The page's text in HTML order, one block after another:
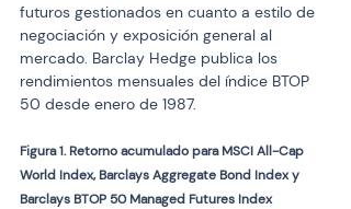
futuros gestionados en cuanto a estilo de
negociación y exposición general al
mercado. Barclay Hedge publica los
rendimientos mensuales del índice BTOP
50 desde enero de 1987.
Figura 1. Retorno acumulado para MSCI All-Cap
World Index, Barclays Aggregate Bond Index y
Barclays BTOP 50 Managed Futures Index